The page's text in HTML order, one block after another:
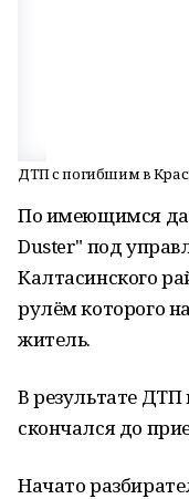
ДТП с погибшим в
По имеющимся
Duster" под
Калтасинского
рулём которого
житель.
В результате
скончался до
Начато